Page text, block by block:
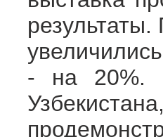
- на 20%.